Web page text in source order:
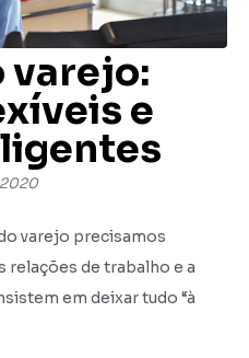
varejo:
e
varejo precisamos
relações de trabalho e a
em deixar tudo “à